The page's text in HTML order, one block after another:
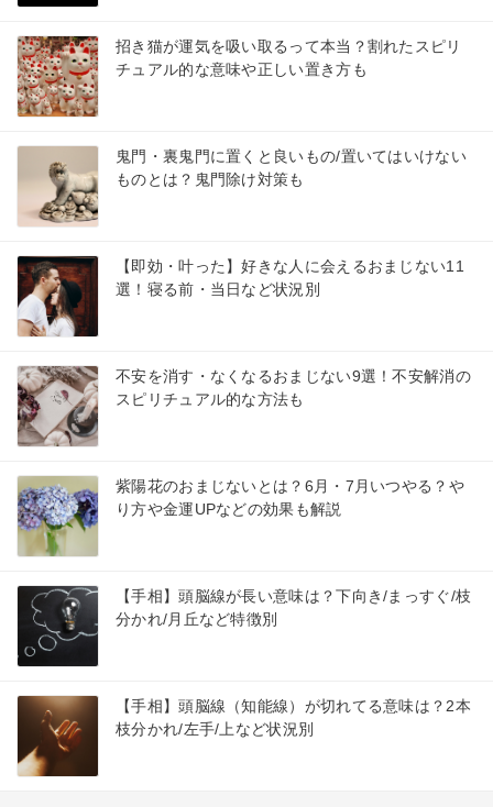
招き猫が運気を吸い取るって本当？割れたスピリ
チュアル的な意味や正しい置き方も
鬼門・裏鬼門に置くと良いもの/置いてはいけない
ものとは？鬼門除け対策も
【即効・叶った】好きな人に会えるおまじない11
選！寝る前・当日など状況別
不安を消す・なくなるおまじない9選！不安解消の
スピリチュアル的な方法も
紫陽花のおまじないとは？6月・7月いつやる？や
り方や金運UPなどの効果も解説
【手相】頭脳線が長い意味は？下向き/まっすぐ/枝
分かれ/月丘など特徴別
【手相】頭脳線（知能線）が切れてる意味は？2本
枝分かれ/左手/上など状況別